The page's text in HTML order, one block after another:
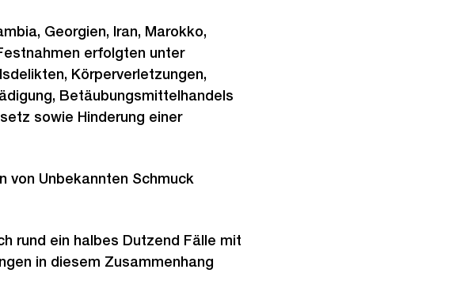
Georgien, Iran, Marokko,
erfolgten unter
Körperverletzungen,
Betäubungsmittelhandels
sowie Hinderung einer
von Unbekannten Schmuck
rund ein halbes Dutzend Fälle mit
in diesem Zusammenhang